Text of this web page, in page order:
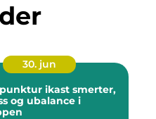
30. jun
ikast smerter,
og ubalance i